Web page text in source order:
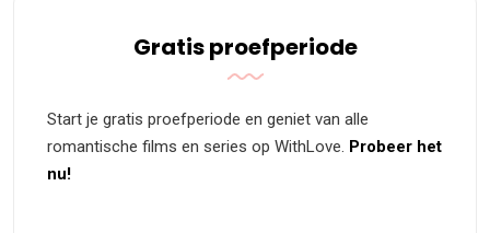
Gratis proefperiode
Start je gratis proefperiode en geniet van alle
romantische films en series op WithLove. Probeer het
nu!